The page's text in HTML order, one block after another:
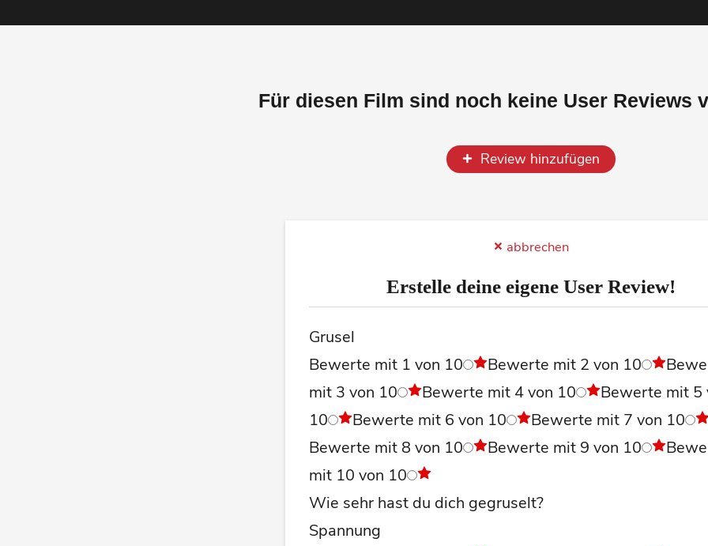
Für diesen Film sind noch keine User Reviews
Review hinzufügen
abbrechen
Erstelle deine eigene User Review!
Grusel
Bewerte mit 1 von 10
Bewerte mit 2 von 10
mit 3 von 10
Bewerte mit 4 von 10
Bewerte mit 5
10
Bewerte mit 6 von 10
Bewerte mit 7 von 10
Bewerte mit 8 von 10
Bewerte mit 9 von 10
mit 10 von 10
Wie sehr hast du dich gegruselt?
Spannung